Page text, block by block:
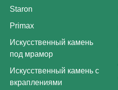
Staron
Primax
Искусственный камень
под мрамор
Искусственный камень с
вкраплениями